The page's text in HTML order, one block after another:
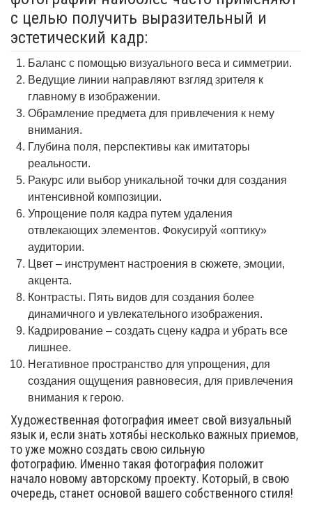
с целью получить выразительный и
эстетический кадр:
Баланс с помощью визуального веса и симметрии.
Ведущие линии направляют взгляд зрителя к
главному в изображении.
Обрамление предмета для привлечения к нему
внимания.
Глубина поля, перспективы как имитаторы
реальности.
Ракурс или выбор уникальной точки для создания
интенсивной композиции.
Упрощение поля кадра путем удаления
отвлекающих элементов. Фокусируй «оптику»
аудитории.
Цвет – инструмент настроения в сюжете, эмоции,
акцента.
Контрасты. Пять видов для создания более
динамичного и увлекательного изображения.
Кадрирование – создать сцену кадра и убрать все
лишнее.
Негативное пространство для упрощения, для
создания ощущения равновесия, для привлечения
внимания к герою.
Художественная фотография имеет свой визуальный
язык и, если знать хотябьі несколько важных приемов,
то уже можно создать свою сильную
фотографию. Именно такая фотография положит
начало новому авторскому проекту. Который, в свою
очередь, станет основой вашего собственного стиля!